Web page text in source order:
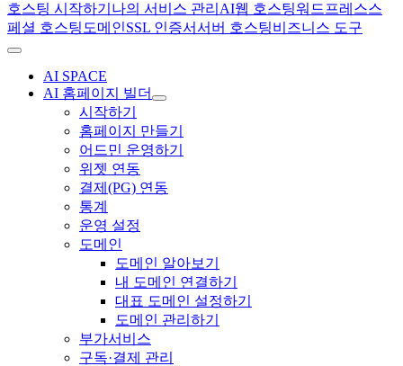
호스팅 시작하기 나의 서비스 관리 AI웹 호스팅워드프레스스
페셜 호스팅 도메인SSL 인증서서버 호스팅비즈니스 도구
AI SPACE
AI 홈페이지 빌더
시작하기
홈페이지 만들기
어드민 운영하기
위젯 연동
결제(PG) 연동
통계
운영 설정
도메인
도메인 알아보기
내 도메인 연결하기
대표 도메인 설정하기
도메인 관리하기
부가서비스
구독·결제 관리